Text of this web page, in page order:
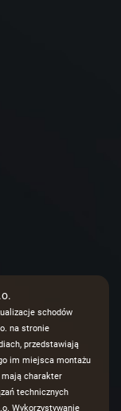
schodów
na stronie
przedstawiają
im miejsca montażu
mają charakter
technicznych
Wykorzystywanie